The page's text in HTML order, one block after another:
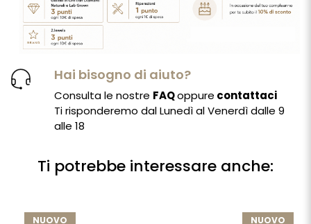
Hai bisogno di aiuto?
Consulta le nostre FAQoppure contattaci
Ti risponderemo dal Lunedì al Venerdì dalle 9
alle 18
Ti potrebbe interessare anche:
NUOVO NUOVO